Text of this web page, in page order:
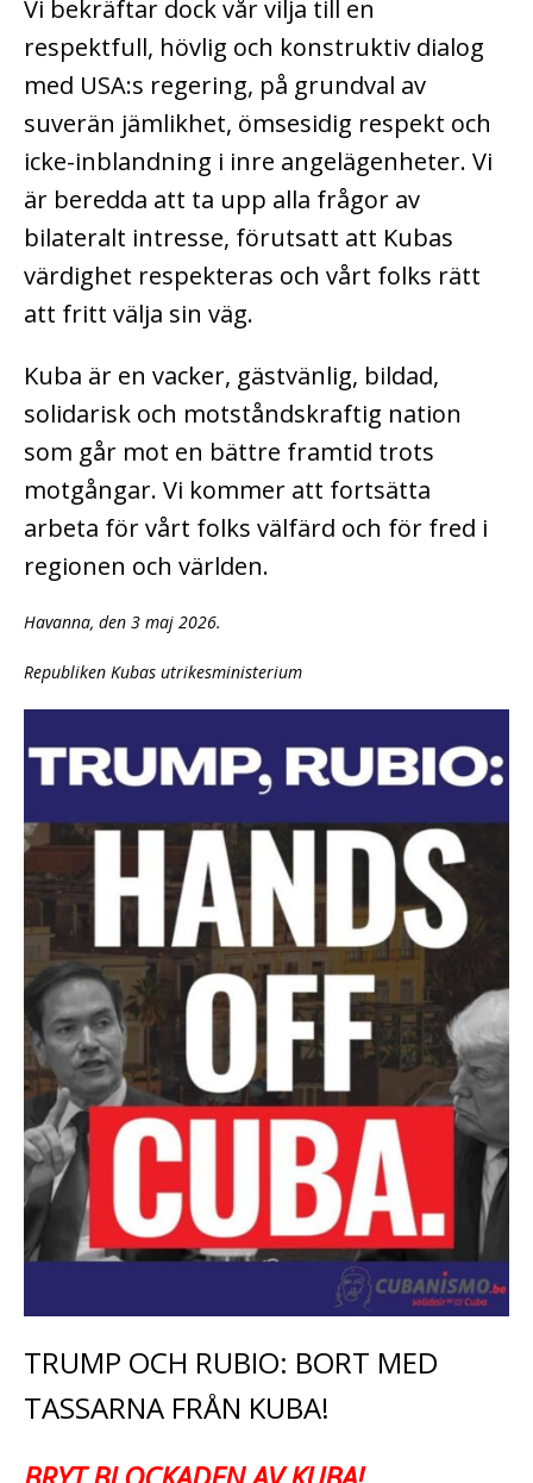
Vi bekräftar dock vår vilja till en
respektfull, hövlig och konstruktiv dialog
med USA:s regering, på grundval av
suverän jämlikhet, ömsesidig respekt och
icke-inblandning i inre angelägenheter. Vi
är beredda att ta upp alla frågor av
bilateralt intresse, förutsatt att Kubas
värdighet respekteras och vårt folks rätt
att fritt välja sin väg.
Kuba är en vacker, gästvänlig, bildad,
solidarisk och motståndskraftig nation
som går mot en bättre framtid trots
motgångar. Vi kommer att fortsätta
arbeta för vårt folks välfärd och för fred i
regionen och världen.
Havanna, den 3 maj 2026.
Republiken Kubas utrikesministerium
TRUMP OCH RUBIO: BORT MED
TASSARNA FRÅN KUBA!